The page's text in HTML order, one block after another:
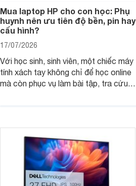
Mua laptop HP cho con học: Phụ
huynh nên ưu tiên độ bền, pin hay
cấu hình?
17/07/2026
Với học sinh, sinh viên, một chiếc máy
tính xách tay không chỉ để học online
mà còn phục vụ làm bài tập, tra cứu,
thay vì chỉ so sánh cấu hình trên giấy.